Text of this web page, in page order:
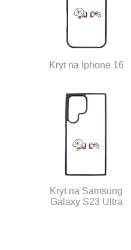
Kryt na Iphone 16
Kryt na Samsung
Galaxy S23 Ultra